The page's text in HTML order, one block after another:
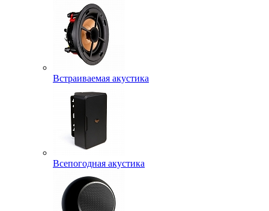
Встраиваемая акустика
Всепогодная акустика